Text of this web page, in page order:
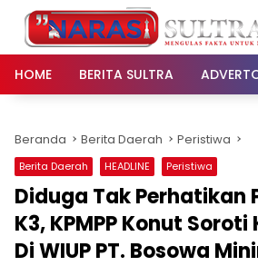
Langsung
konten
HOME
BERITA SULTRA
Beranda Berita Daerah Peristiwa
Berita Daerah HEADLINE Peristiwa
Diduga Tak Perhatikan
K3, KPMPP Konut
Di WIUP PT. Bosowa